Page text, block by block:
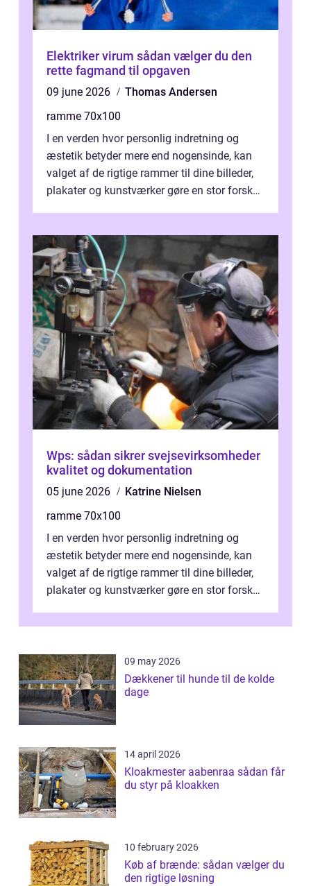
Elektriker virum sådan vælger du den
rette fagmand til opgaven
09 june 2026
Thomas Andersen
ramme 70x100
I en verden hvor personlig indretning og
æstetik betyder mere end nogensinde, kan
valget af de rigtige rammer til dine billeder,
plakater og kunstværker gøre en stor forskel.
Wps: sådan sikrer svejsevirksomheder
kvalitet og dokumentation
05 june 2026
Katrine Nielsen
ramme 70x100
I en verden hvor personlig indretning og
æstetik betyder mere end nogensinde, kan
valget af de rigtige rammer til dine billeder,
plakater og kunstværker gøre en stor forskel.
09 may 2026
Dækkener til hunde til de kolde
dage
14 april 2026
Kloakmester aabenraa sådan får
du styr på kloakken
10 february 2026
Køb af brænde: sådan vælger du
den rigtige løsning